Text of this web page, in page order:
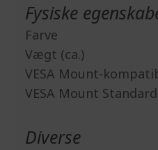
Fysiske
Farve
Vægt (ca.)
VESA Mount-
VESA Mount Standard
Diverse